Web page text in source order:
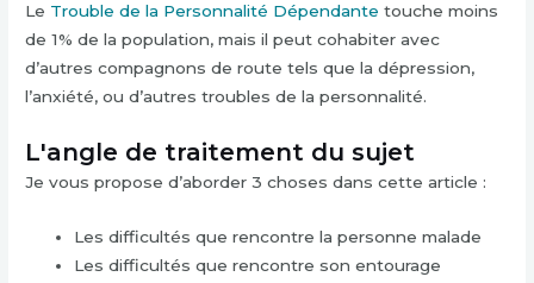
Le Trouble de la Personnalité Dépendante touche moins
de 1% de la population, mais il peut cohabiter avec
d’autres compagnons de route tels que la dépression,
l’anxiété, ou d’autres troubles de la personnalité.
L'angle de traitement du sujet
Je vous propose d’aborder 3 choses dans cette article :
Les difficultés que rencontre la personne malade
Les difficultés que rencontre son entourage